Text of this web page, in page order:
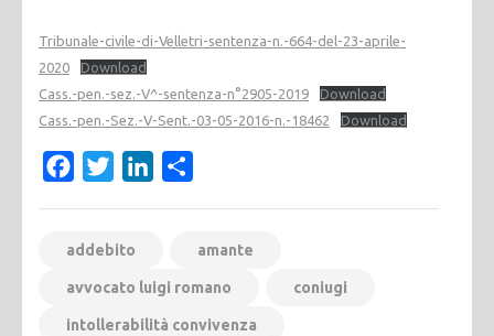
Tribunale-civile-di-Velletri-sentenza-n.-664-del-23-aprile-
2020
Download
Cass.-pen.-sez.-V^-sentenza-n°2905-2019
Download
Cass.-pen.-Sez.-V-Sent.-03-05-2016-n.-18462
Download
FacebookTwitterLinkedIn
addebito amante
avvocato luigi romano coniugi
intollerabilità convivenza